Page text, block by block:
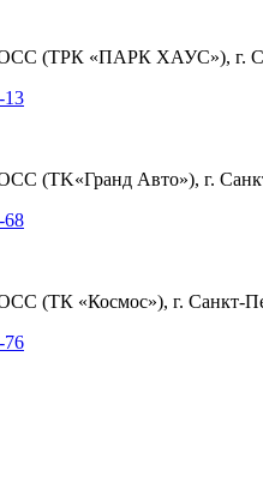
(ТРК «ПАРК ХАУС»), г.
13
(TK«Гранд Авто»), г.
68
(ТК «Космос»), г. Санкт-
76